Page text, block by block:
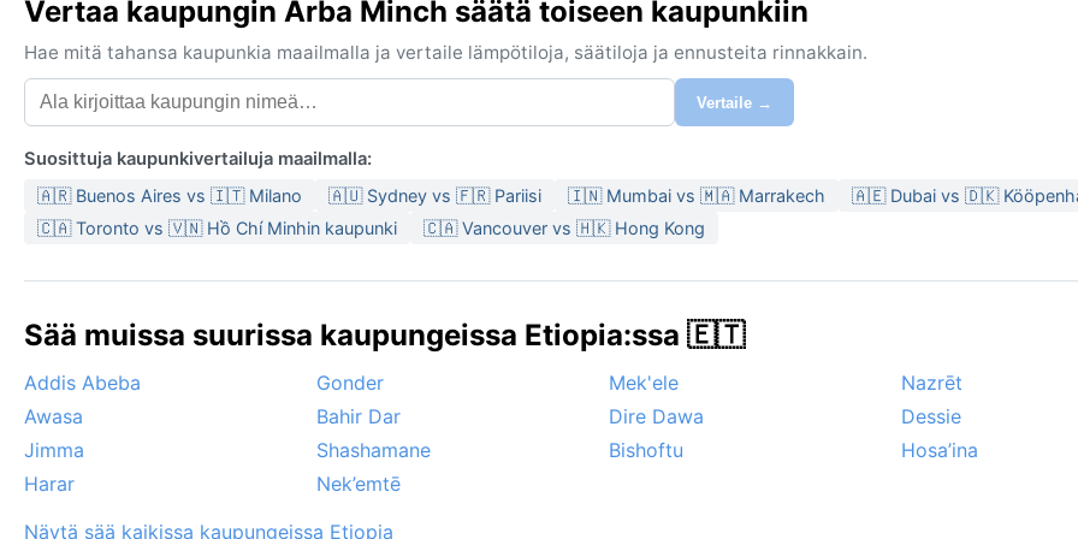
Vertaa kaupungin Arba Minch säätä toiseen kaupunkiin
Hae mitä tahansa kaupunkia maailmalla ja vertaile lämpötiloja, säätiloja ja ennusteita rinnakkain.
Vertaile →
Suosittuja kaupunkivertailuja maailmalla:
🇦🇷 Buenos Aires vs 🇮🇹 Milano 🇦🇺 Sydney vs 🇫🇷 Pariisi 🇮🇳 Mumbai vs 🇲🇦 Marrakech
🇦🇪 Dubai vs 🇩🇰
🇨🇦 Toronto vs 🇻🇳 Hồ Chí Minhin kaupunki
🇨🇦 Vancouver vs 🇭🇰 Hong Kong
Sää muissa suurissa kaupungeissa Etiopia:ssa 🇪🇹
Addis Abeba Gonder Mek'ele
Nazrēt
Awasa
Bahir Dar Dire Dawa
Dessie
Jimma
Shashamane Bishoftu
Hosa’ina
Harar
Nek’emtē
Näytä sää kaikissa kaupungeissa Etiopia